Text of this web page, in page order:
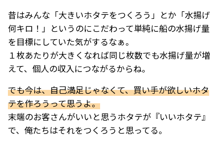
昔はみんな「大きいホタテをつくろう」とか「水揚げ
何キロ！」というのにこだわって単純に船の水揚げ量
を目標にしていた気がするなぁ。
１枚あたりが大きくなれば同じ枚数でも水揚げ量が増
えて、個人の収入につながるからね。
でも今は、自己満足じゃなくて、買い手が欲しいホタ
テを作ろうって思うよ。
末端のお客さんがいいと思うホタテが『いいホタテ』
で、俺たちはそれをつくろうと思ってる。